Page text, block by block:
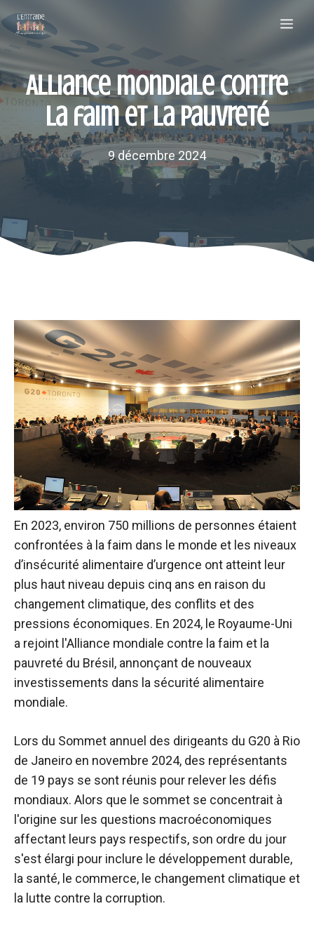
au
contenu
Alliance mondiale contre
la faim et la pauvreté
9 décembre 2024
En 2023, environ 750 millions de personnes étaient
confrontées à la faim dans le monde et les niveaux
d’insécurité alimentaire d’urgence ont atteint leur
plus haut niveau depuis cinq ans en raison du
changement climatique, des conflits et des
pressions économiques. En 2024, le Royaume-Uni
a rejoint l'Alliance mondiale contre la faim et la
pauvreté du Brésil, annonçant de nouveaux
investissements dans la sécurité alimentaire
mondiale.
Lors du Sommet annuel des dirigeants du G20 à Rio
de Janeiro en novembre 2024, des représentants
de 19 pays se sont réunis pour relever les défis
mondiaux. Alors que le sommet se concentrait à
l'origine sur les questions macroéconomiques
affectant leurs pays respectifs, son ordre du jour
s'est élargi pour inclure le développement durable,
la santé, le commerce, le changement climatique et
la lutte contre la corruption.